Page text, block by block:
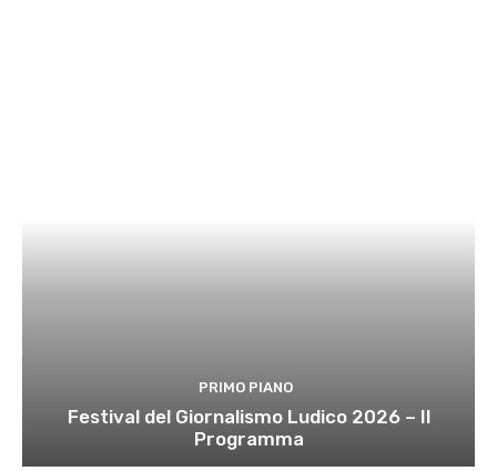
PRIMO PIANO
Festival del Giornalismo Ludico 2026 – Il
Programma